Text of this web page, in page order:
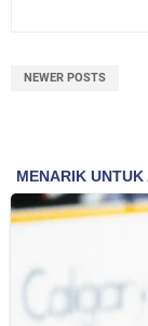
NEWER POSTS